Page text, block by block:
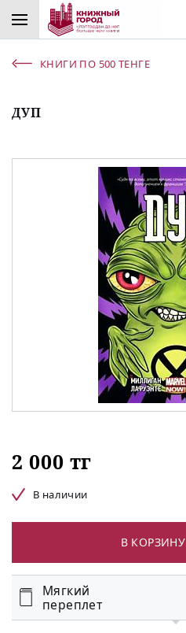
КНИГИ ПО 500 ТЕНГЕ
ДУП
2 000 тг
В наличии
В КОРЗИНУ
Мягкий
переплет